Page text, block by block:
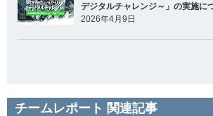
デジタルチャレンジ～」の実施に
2026年4月9日
チームレポート 関連記事